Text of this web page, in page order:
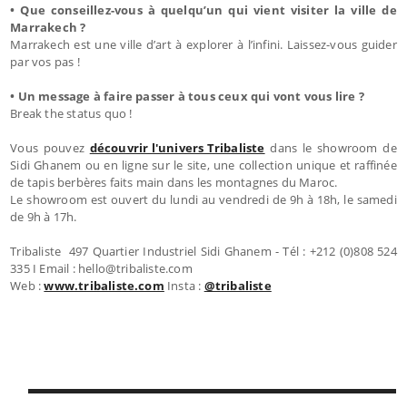
• Que conseillez-vous à quelqu’un qui vient visiter la ville de
Marrakech ?
Marrakech est une ville d’art à explorer à l’infini. Laissez-vous guider
par vos pas !
• Un message à faire passer à tous ceux qui vont vous lire ?
Break the status quo !
Vous pouvez découvrir l'univers Tribaliste dans le showroom de
Sidi Ghanem ou en ligne sur le site, une collection unique et raffinée
de tapis berbères faits main dans les montagnes du Maroc.
Le showroom est ouvert du lundi au vendredi de 9h à 18h, le samedi
de 9h à 17h.
Tribaliste 497 Quartier Industriel Sidi Ghanem - Tél : +212 (0)808 524
335 I Email : hello@tribaliste.com
Web :www.tribaliste.com Insta : @tribaliste